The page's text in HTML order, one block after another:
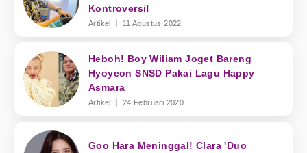
Kontroversi!
Artikel 11 Agustus 2022
Heboh! Boy Wiliam Joget Bareng
Hyoyeon SNSD Pakai Lagu Happy
Asmara
Artikel 24 Februari 2020
Goo Hara Meninggal! Clara 'Duo